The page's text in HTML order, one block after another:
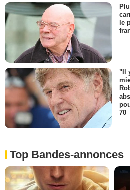
le
"Il
70
Top Bandes-annonces